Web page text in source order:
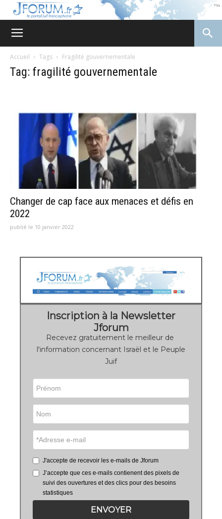
Accueil Tags Fragilité gouvernementale
Tag: fragilité gouvernementale
Changer de cap face aux menaces et défis en
2022
publié le 10 janvier 2022
Inscription à la Newsletter
Jforum
Recevez gratuitement le meilleur de
l'information concernant Israël et le Peuple
Juif
J'accepte de recevoir les e-mails de Jforum
J’accepte que ces e-mails contienent des pixels de
suivi des ouvertures et des clics pour des besoins
statistiques
ENVOYER